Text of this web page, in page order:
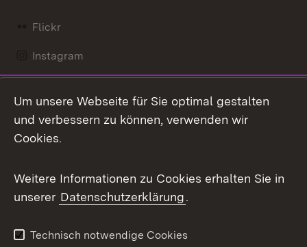
Flickr
Instagram
Mastodon
Messenger
Social Wall
X / Twitter
Youtube
Um unsere Webseite für Sie optimal gestalten
und verbessern zu können, verwenden wir
Cookies.
Weitere Informationen zu Cookies erhalten Sie in
unserer Datenschutzerklärung.
Technisch notwendige Cookies